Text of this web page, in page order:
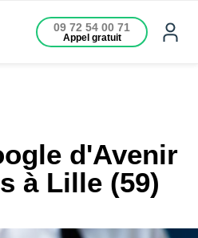
09 72 54 00 71
Appel gratuit
d'Avenir
à Lille (59)